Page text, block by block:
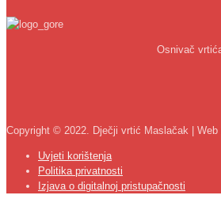
Osnivač
Copyright © 2022. Dječji vrtić Maslačak | Web
Uvjeti korištenja
Politika privatnosti
Izjava o digitalnoj pristupačnosti